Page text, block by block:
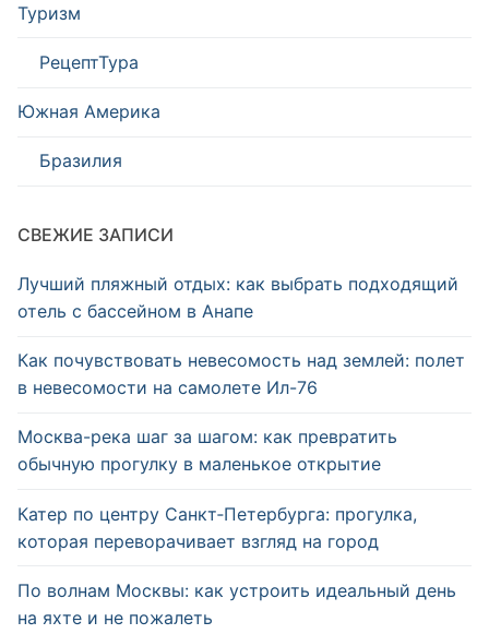
Туризм
РецептТура
Южная Америка
Бразилия
СВЕЖИЕ ЗАПИСИ
Лучший пляжный отдых: как выбрать подходящий
отель с бассейном в Анапе
Как почувствовать невесомость над землей: полет
в невесомости на самолете Ил-76
Москва-река шаг за шагом: как превратить
обычную прогулку в маленькое открытие
Катер по центру Санкт‑Петербурга: прогулка,
которая переворачивает взгляд на город
По волнам Москвы: как устроить идеальный день
на яхте и не пожалеть